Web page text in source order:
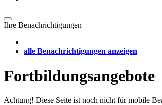
Ihre Benachrichtigungen
alle Benachrichtigungen anzeigen
Fortbildungsangebote
Achtung! Diese Seite ist noch nicht für mobile